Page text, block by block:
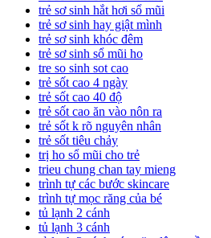
trẻ sơ sinh hắt hơi sổ mũi
trẻ sơ sinh hay giật mình
trẻ sơ sinh khóc đêm
trẻ sơ sinh sổ mũi ho
tre so sinh sot cao
trẻ sốt cao 4 ngày
trẻ sốt cao 40 độ
trẻ sốt cao ăn vào nôn ra
trẻ sốt k rõ nguyên nhân
trẻ sốt tiêu chảy
trị ho sổ mũi cho trẻ
trieu chung chan tay mieng
trình tự các bước skincare
trình tự mọc răng của bé
tủ lạnh 2 cánh
tủ lạnh 3 cánh